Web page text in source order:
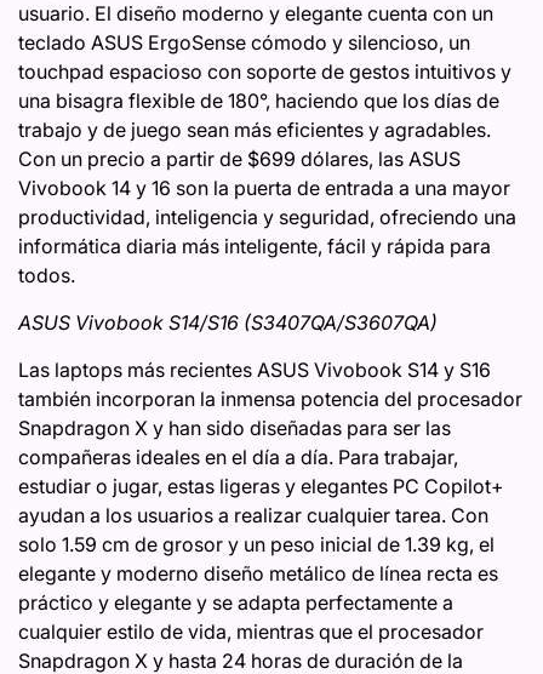
usuario. El diseño moderno y elegante cuenta con un
teclado ASUS ErgoSense cómodo y silencioso, un
touchpad espacioso con soporte de gestos intuitivos y
una bisagra flexible de 180°, haciendo que los días de
trabajo y de juego sean más eficientes y agradables.
Con un precio a partir de $699 dólares, las ASUS
Vivobook 14 y 16 son la puerta de entrada a una mayor
productividad, inteligencia y seguridad, ofreciendo una
informática diaria más inteligente, fácil y rápida para
todos.
ASUS Vivobook S14/S16 (S3407QA/S3607QA)
Las laptops más recientes ASUS Vivobook S14 y S16
también incorporan la inmensa potencia del procesador
Snapdragon X y han sido diseñadas para ser las
compañeras ideales en el día a día. Para trabajar,
estudiar o jugar, estas ligeras y elegantes PC Copilot+
ayudan a los usuarios a realizar cualquier tarea. Con
solo 1.59 cm de grosor y un peso inicial de 1.39 kg, el
elegante y moderno diseño metálico de línea recta es
práctico y elegante y se adapta perfectamente a
cualquier estilo de vida, mientras que el procesador
Snapdragon X y hasta 24 horas de duración de la